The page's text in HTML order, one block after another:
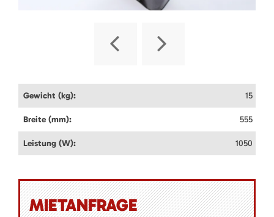
Gewicht (kg): 15
Breite (mm): 555
Leistung (W): 1050
MIETANFRAGE